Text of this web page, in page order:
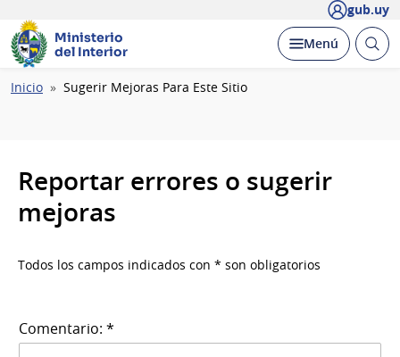
gub.uy
Ministerio
del Interior
Desplegar
Menú Abrir
Ruta
Inicio Sugerir Mejoras Para Este Sitio
Reportar errores o sugerir
mejoras
Todos los campos indicados con * son obligatorios
Comentario: *